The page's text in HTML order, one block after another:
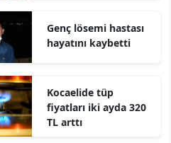
Karaman
Batman
Şırnak
Genç lösemi hastası
hayatını kaybetti
Kocaelide tüp
fiyatları iki ayda 320
TL arttı